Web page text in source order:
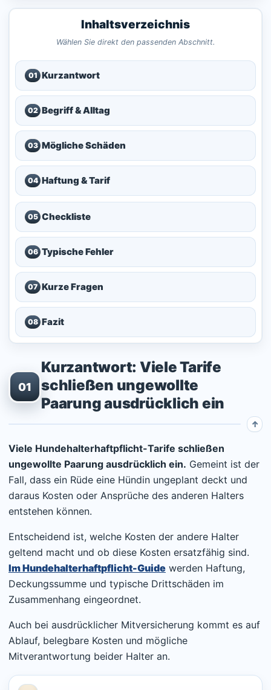
Inhaltsverzeichnis
Wählen Sie direkt den passenden Abschnitt.
01 Kurzantwort
02 Begriff & Alltag
03 Mögliche Schäden
04 Haftung & Tarif
05 Checkliste
06 Typische Fehler
07 Kurze Fragen
08 Fazit
01
Kurzantwort: Viele Tarife
schließen ungewollte
Paarung ausdrücklich ein
Viele Hundehalterhaftpflicht-Tarife schließen
ungewollte Paarung ausdrücklich ein. Gemeint ist der
Fall, dass ein Rüde eine Hündin ungeplant deckt und
daraus Kosten oder Ansprüche des anderen Halters
entstehen können.
Entscheidend ist, welche Kosten der andere Halter
geltend macht und ob diese Kosten ersatzfähig sind.
Im Hundehalterhaftpflicht-Guide werden Haftung,
Deckungssumme und typische Drittschäden im
Zusammenhang eingeordnet.
Auch bei ausdrücklicher Mitversicherung kommt es auf
Ablauf, belegbare Kosten und mögliche
Mitverantwortung beider Halter an.